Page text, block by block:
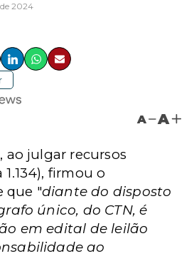
2024
A A
ao julgar recursos
firmou o
que "diante do disposto
único, do CTN, é
em edital de leilão
ao